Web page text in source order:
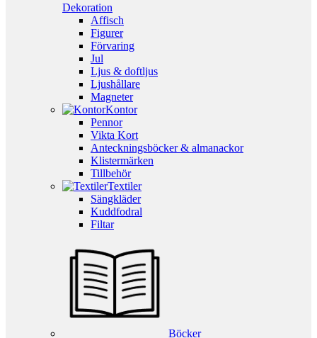
Dekoration
Affisch
Figurer
Förvaring
Jul
Ljus & doftljus
Ljushållare
Magneter
Kontor
Pennor
Vikta Kort
Anteckningsböcker & almanackor
Klistermärken
Tillbehör
Textiler
Sängkläder
Kuddfodral
Filtar
Böcker